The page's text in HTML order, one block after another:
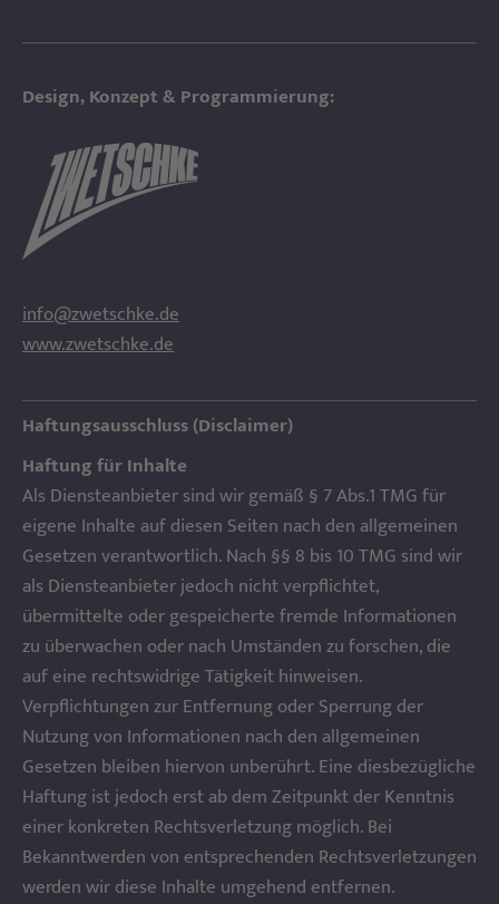
Design, Konzept & Programmierung:
info@zwetschke.de
www.zwetschke.de
Haftungsausschluss (Disclaimer)
Haftung für Inhalte
Als Diensteanbieter sind wir gemäß § 7 Abs.1 TMG für
eigene Inhalte auf diesen Seiten nach den allgemeinen
Gesetzen verantwortlich. Nach §§ 8 bis 10 TMG sind wir
als Diensteanbieter jedoch nicht verpflichtet,
übermittelte oder gespeicherte fremde Informationen
zu überwachen oder nach Umständen zu forschen, die
auf eine rechtswidrige Tätigkeit hinweisen.
Verpflichtungen zur Entfernung oder Sperrung der
Nutzung von Informationen nach den allgemeinen
Gesetzen bleiben hiervon unberührt. Eine diesbezügliche
Haftung ist jedoch erst ab dem Zeitpunkt der Kenntnis
einer konkreten Rechtsverletzung möglich. Bei
Bekanntwerden von entsprechenden Rechtsverletzungen
werden wir diese Inhalte umgehend entfernen.